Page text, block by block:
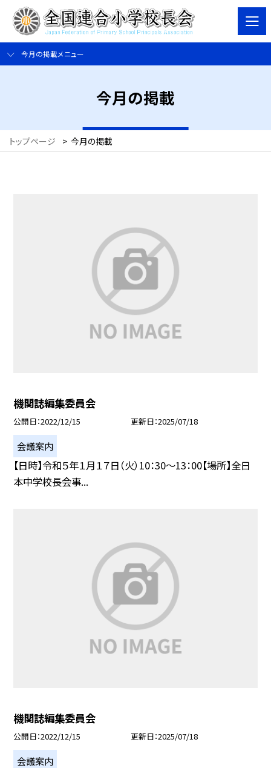
今月の掲載メニュー
今月の掲載
トップページ > 今月の掲載
機関誌編集委員会
公開日 2022/12/15 更新日 2025/07/18
会議案内
【日時】令和５年１月１７日（火）10：30〜13：00【場所】全日
本中学校長会事...
機関誌編集委員会
公開日 2022/12/15 更新日 2025/07/18
会議案内